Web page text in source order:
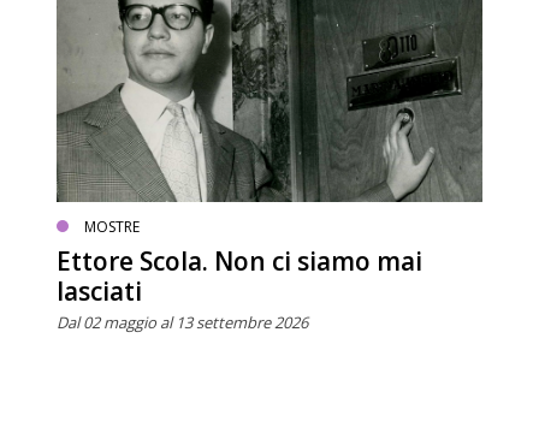
MOSTRE
Ettore Scola. Non ci siamo mai
lasciati
Dal 02 maggio al 13 settembre 2026